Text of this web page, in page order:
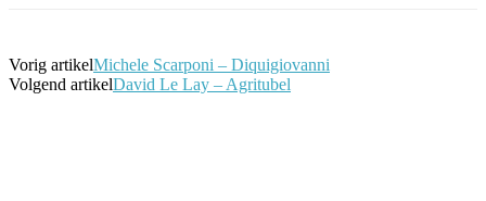
Vorig artikelMichele Scarponi – Diquigiovanni
Volgend artikelDavid Le Lay – Agritubel